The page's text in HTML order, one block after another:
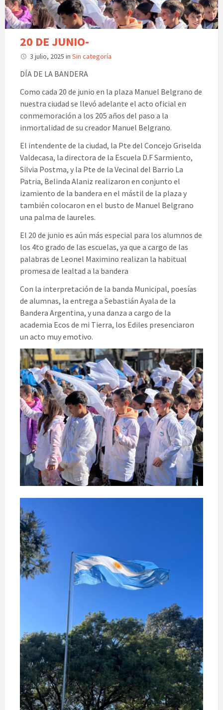
20 DE JUNIO-
3 julio, 2025 in Sin categoría
DÍA DE LA BANDERA
Como cada 20 de junio en la plaza Manuel Belgrano de
nuestra ciudad se llevó adelante el acto oficial en
conmemoración a los 205 años del paso a la
inmortalidad de su creador Manuel Belgrano.
El intendente de la ciudad, la Pte del Concejo Griselda
Valdecasa, la directora de la Escuela D.F Sarmiento,
Silvia Postma, y la Pte de la Vecinal del Barrio La
Patria, Belinda Alaniz realizaron en conjunto el
izamiento de la bandera en el mástil de la plaza y
también colocaron en el busto de Manuel Belgrano
una palma de laureles.
El 20 de junio es aún más especial para los alumnos de
los 4to grado de las escuelas, ya que a cargo de las
palabras de Leonel Maximino realizan la habitual
promesa de lealtad a la bandera
Con la interpretación de la banda Municipal, poesías
de alumnas, la entrega a Sebastián Ayala de la
Bandera Argentina, y una danza a cargo de la
academia Ecos de mi Tierra, los Ediles presenciaron
un acto muy emotivo.